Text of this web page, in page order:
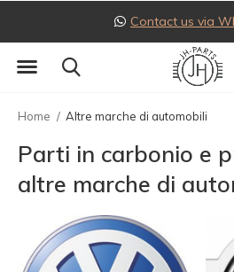
Follow us on
Home Altre marche di automobili
Parti in carbonio e
altre marche di